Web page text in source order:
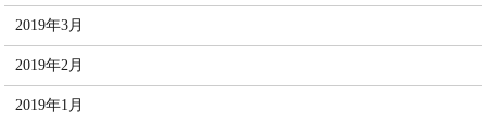
2019年3月
2019年2月
2019年1月